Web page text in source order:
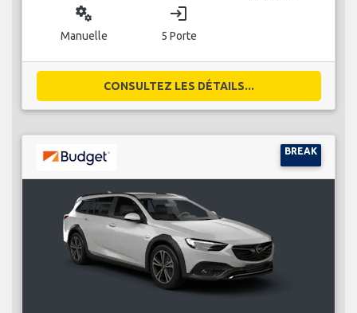
miscellaneous_services
Manuelle
login
5 Porte
CONSULTEZ LES DÉTAILS...
BREAK